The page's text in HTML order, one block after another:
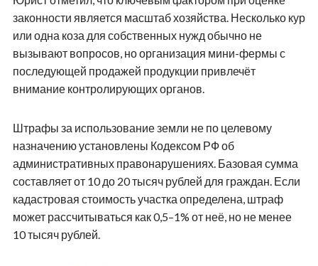
законности является масштаб хозяйства. Несколько кур
или одна коза для собственных нужд обычно не
вызывают вопросов, но организация мини-фермы с
последующей продажей продукции привлечёт
внимание контролирующих органов.
Штрафы за использование земли не по целевому
назначению установлены Кодексом РФ об
административных правонарушениях. Базовая сумма
составляет от 10 до 20 тысяч рублей для граждан. Если
кадастровая стоимость участка определена, штраф
может рассчитываться как 0,5–1% от неё, но не менее
10 тысяч рублей.